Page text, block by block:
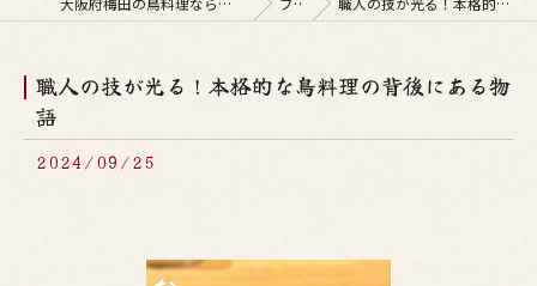
職人の技が光る！本格的な鳥料理の背後にある物
語
2024/09/25